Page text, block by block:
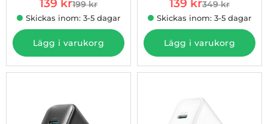
139 krtidigare pris
199 kr
Skickas inom: 3-5 dagar
Lägg i varukorg
139 krtidigare pris
349 kr
Skickas inom: 3-5 dagar
Lägg i varukorg